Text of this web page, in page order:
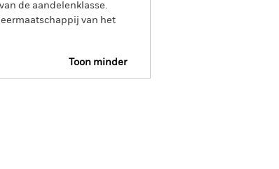
de aandelenklasse.
van het
Toon minder